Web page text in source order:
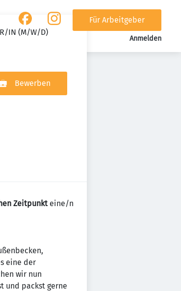
Für Arbeitgeber
Anmelden
IN (M/W/D)
Bewerben
Zeitpunkteine/n
eine der
wir nun
und packst gerne